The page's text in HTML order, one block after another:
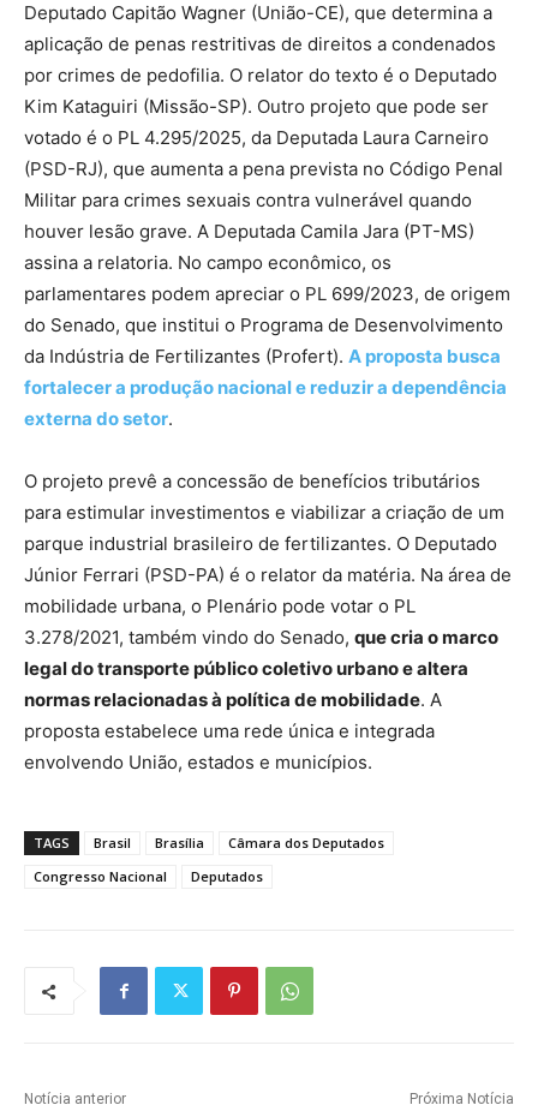
Deputado Capitão Wagner (União-CE), que determina a
aplicação de penas restritivas de direitos a condenados
por crimes de pedofilia. O relator do texto é o Deputado
Kim Kataguiri (Missão-SP). Outro projeto que pode ser
votado é o PL 4.295/2025, da Deputada Laura Carneiro
(PSD-RJ), que aumenta a pena prevista no Código Penal
Militar para crimes sexuais contra vulnerável quando
houver lesão grave. A Deputada Camila Jara (PT-MS)
assina a relatoria. No campo econômico, os
parlamentares podem apreciar o PL 699/2023, de origem
do Senado, que institui o Programa de Desenvolvimento
da Indústria de Fertilizantes (Profert). A proposta busca
fortalecer a produção nacional e reduzir a dependência
externa do setor.
O projeto prevê a concessão de benefícios tributários
para estimular investimentos e viabilizar a criação de um
parque industrial brasileiro de fertilizantes. O Deputado
Júnior Ferrari (PSD-PA) é o relator da matéria. Na área de
mobilidade urbana, o Plenário pode votar o PL
3.278/2021, também vindo do Senado, que cria o marco
legal do transporte público coletivo urbano e altera
normas relacionadas à política de mobilidade. A
proposta estabelece uma rede única e integrada
envolvendo União, estados e municípios.
TAGS Brasil Brasília
Câmara dos Deputados
Congresso Nacional
Deputados
Notícia anterior Próxima Notícia